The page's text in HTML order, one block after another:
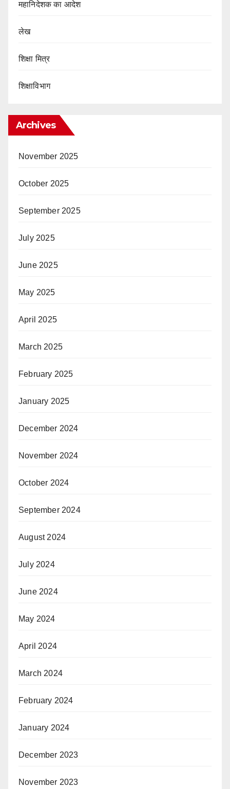
महानिदेशक का आदेश
लेख
शिक्षा मित्र
शिक्षाविभाग
Archives
November 2025
October 2025
September 2025
July 2025
June 2025
May 2025
April 2025
March 2025
February 2025
January 2025
December 2024
November 2024
October 2024
September 2024
August 2024
July 2024
June 2024
May 2024
April 2024
March 2024
February 2024
January 2024
December 2023
November 2023